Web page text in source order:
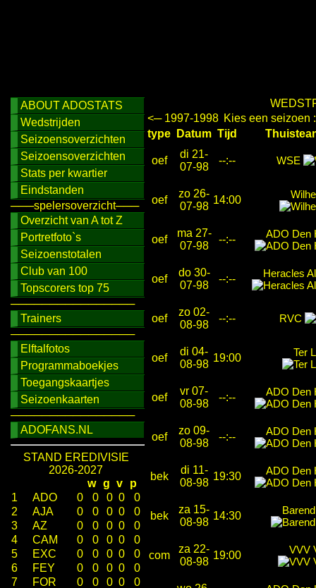
ABOUT ADOSTATS
Wedstrijden
Seizoensoverzichten
Seizoensoverzichten
Stats per kwartier
Eindstanden
───spelersoverzicht───
Overzicht van A tot Z
Portretfoto`s
Seizoenstotalen
Club van 100
Topscorers top 75
────────────────
Trainers
────────────────
Elftalfotos
Programmaboekjes
Toegangskaartjes
Seizoenkaarten
────────────────
ADOFANS.NL
STAND EREDIVISIE
2026-2027
w g v
p
1
ADO 0 0 0 0
0
2
AJA 0 0 0 0
0
3
AZ 0 0 0 0
0
4
CAM 0 0 0 0
0
5
EXC 0 0 0 0
0
6
FEY 0 0 0 0
0
7
FOR 0 0 0 0
0
<─ 1997-1998 Kies een seizoen
type
Datum Tijd
oef
di 21-
07-98
--:-- WSE
oef
zo 26-
07-98
14:00
oef
ma 27-
07-98
--:-- ADO Den
oef
do 30-
07-98
--:-- Heracles
oef
zo 02-
08-98
--:-- RVC
oef
di 04-
08-98
19:00 Ter
oef
vr 07-
08-98
--:-- ADO Den
oef
zo 09-
08-98
--:-- ADO Den
bek
di 11-
08-98
19:30 ADO Den
bek
za 15-
08-98
14:30
com
za 22-
08-98
19:00 VVV